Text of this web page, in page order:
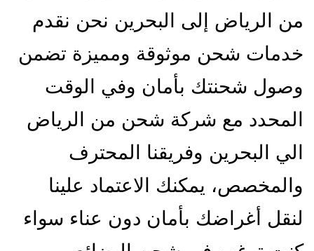
من الرياض إلى البحرين نحن نقدم
خدمات شحن موثوقة ومميزة تضمن
وصول شحنتك بأمان وفي الوقت
المحدد مع شركة شحن من الرياض
الي البحرين وفريقنا المحترف
والمخصص، يمكنك الاعتماد علينا
لنقل أغراضك بأمان دون عناء سواء